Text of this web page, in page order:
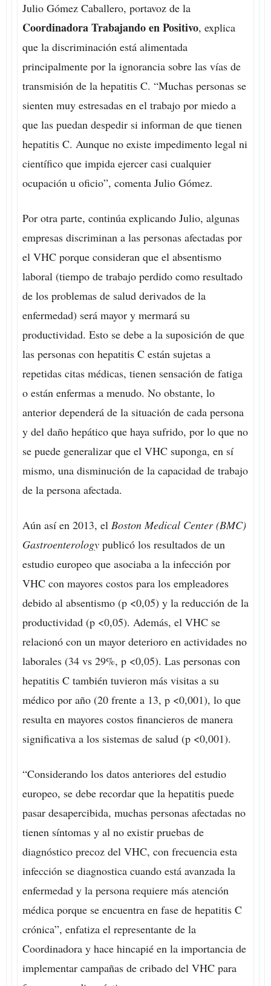
Julio Gómez Caballero, portavoz de la
Coordinadora Trabajando en Positivo, explica
que la discriminación está alimentada
principalmente por la ignorancia sobre las vías de
transmisión de la hepatitis C. “Muchas personas se
sienten muy estresadas en el trabajo por miedo a
que las puedan despedir si informan de que tienen
hepatitis C. Aunque no existe impedimento legal ni
científico que impida ejercer casi cualquier
ocupación u oficio”, comenta Julio Gómez.
Por otra parte, continúa explicando Julio, algunas
empresas discriminan a las personas afectadas por
el VHC porque consideran que el absentismo
laboral (tiempo de trabajo perdido como resultado
de los problemas de salud derivados de la
enfermedad) será mayor y mermará su
productividad. Esto se debe a la suposición de que
las personas con hepatitis C están sujetas a
repetidas citas médicas, tienen sensación de fatiga
o están enfermas a menudo. No obstante, lo
anterior dependerá de la situación de cada persona
y del daño hepático que haya sufrido, por lo que no
se puede generalizar que el VHC suponga, en sí
mismo, una disminución de la capacidad de trabajo
de la persona afectada.
Aún así en 2013, el Boston Medical Center (BMC)
Gastroenterology publicó los resultados de un
estudio europeo que asociaba a la infección por
VHC con mayores costos para los empleadores
debido al absentismo (p <0,05) y la reducción de la
productividad (p <0,05). Además, el VHC se
relacionó con un mayor deterioro en actividades no
laborales (34 vs 29%, p <0,05). Las personas con
hepatitis C también tuvieron más visitas a su
médico por año (20 frente a 13, p <0,001), lo que
resulta en mayores costos financieros de manera
significativa a los sistemas de salud (p <0,001).
“Considerando los datos anteriores del estudio
europeo, se debe recordar que la hepatitis puede
pasar desapercibida, muchas personas afectadas no
tienen síntomas y al no existir pruebas de
diagnóstico precoz del VHC, con frecuencia esta
infección se diagnostica cuando está avanzada la
enfermedad y la persona requiere más atención
médica porque se encuentra en fase de hepatitis C
crónica”, enfatiza el representante de la
Coordinadora y hace hincapié en la importancia de
implementar campañas de cribado del VHC para